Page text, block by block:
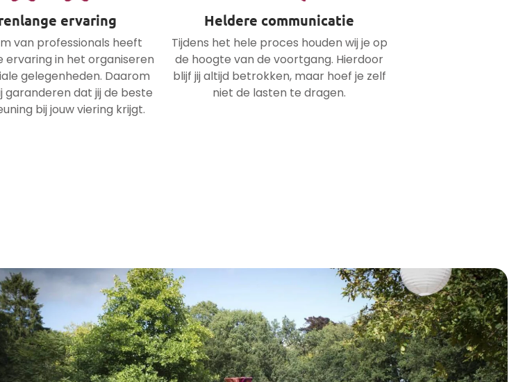
ervaring
van professionals heeft
ervaring in het organiseren
gelegenheden. Daarom
garanderen dat jij de beste
bij jouw viering krijgt.
Heldere communicatie
Tijdens het hele proces houden wij je op
de hoogte van de voortgang. Hierdoor
blijf jij altijd betrokken, maar hoef je zelf
niet de lasten te dragen.